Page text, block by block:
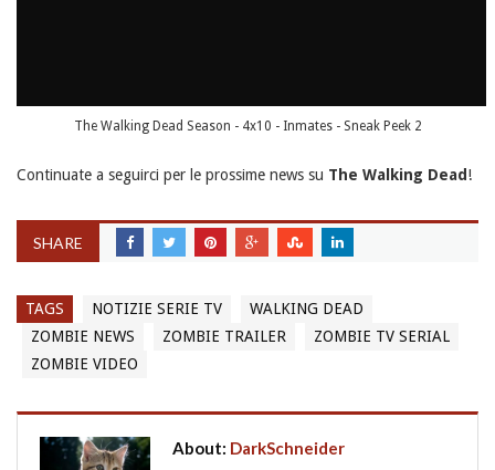
The Walking Dead Season - 4x10 - Inmates - Sneak Peek 2
Continuate a seguirci per le prossime news su The Walking Dead !
SHARE
TAGS NOTIZIE SERIE TV
WALKING DEAD
ZOMBIE NEWS
ZOMBIE TRAILER
ZOMBIE TV SERIAL
ZOMBIE VIDEO
About: DarkSchneider